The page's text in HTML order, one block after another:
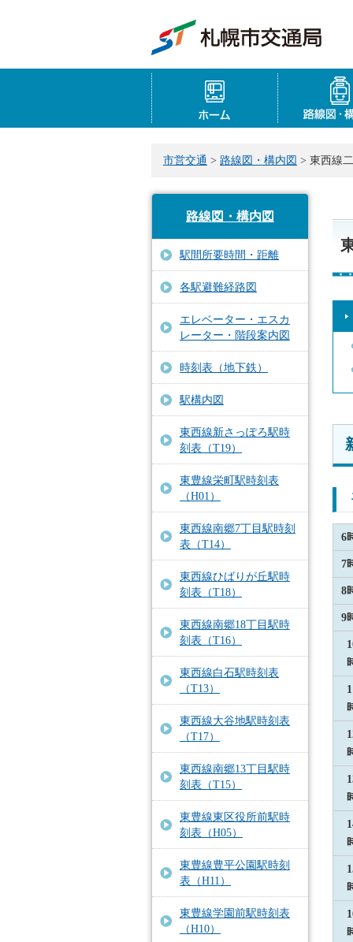
ホーム
市営交通 > 路線図・構内図 > 東西線
路線図・構内図
駅間所要時間・距離
各駅避難経路図
エレベーター・エスカ
レーター・階段案内図
時刻表（地下鉄）
駅構内図
東西線新さっぽろ駅時
刻表（T19）
東豊線栄町駅時刻表
（H01）
東西線南郷7丁目駅時刻
表（T14）
東西線ひばりが丘駅時
刻表（T18）
東西線南郷18丁目駅時
刻表（T16）
東西線白石駅時刻表
（T13）
東西線大谷地駅時刻表
（T17）
東西線南郷13丁目駅時
刻表（T15）
東豊線東区役所前駅時
刻表（H05）
東豊線豊平公園駅時刻
表（H11）
東豊線学園前駅時刻表
（H10）
6
7
8
9